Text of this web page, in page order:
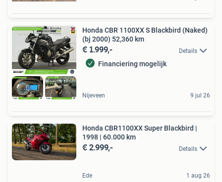
Honda CBR 1100XX S Blackbird (Naked)
(bj 2000) 52,360 km
€ 1.999,- Details
Financiering mogelijk
Nijeveen 9 jul 26
Honda CBR1100XX Super Blackbird |
1998 | 60.000 km
€ 2.999,- Details
Ede 1 aug 26